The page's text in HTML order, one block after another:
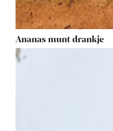
Ananas munt drankje